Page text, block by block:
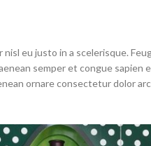
eu justo in a scelerisque.
semper et congue sapien
ornare consectetur dolor